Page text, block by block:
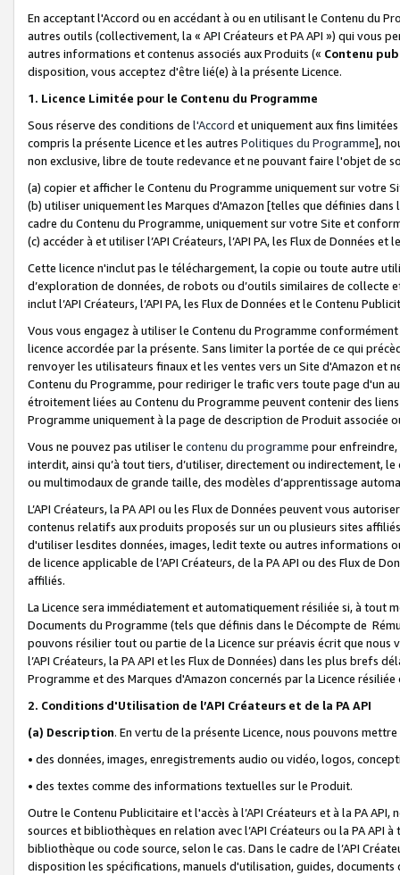
En acceptant l'Accord ou en accédant à ou en utilisant le Contenu du
autres outils (collectivement, la « API Créateurs et PA API ») qui vous
autres informations et contenus associés aux Produits (« Contenu
disposition, vous acceptez d'être lié(e) à la présente Licence.
1. Licence Limitée pour le Contenu du Programme
Sous réserve des conditions de l'Accord et uniquement aux fins
compris la présente Licence et les autres Politiques du Programme],
non exclusive, libre de toute redevance et ne pouvant faire l'objet de
(a) copier et afficher le Contenu du Programme uniquement sur votre
(b) utiliser uniquement les Marques d'Amazon [telles que définies dans
cadre du Contenu du Programme, uniquement sur votre Site et
(c) accéder à et utiliser l’API Créateurs, l’API PA, les Flux de Données
Cette licence n'inclut pas le téléchargement, la copie ou toute autre
d’exploration de données, de robots ou d’outils similaires de
inclut l’API Créateurs, l’API PA, les Flux de Données et le Contenu
Vous vous engagez à utiliser le Contenu du Programme
licence accordée par la présente. Sans limiter la portée de ce qui
renvoyer les utilisateurs finaux et les ventes vers un Site d'Amazon et
Contenu du Programme, pour rediriger le trafic vers toute page d'un
étroitement liées au Contenu du Programme peuvent contenir des
Programme uniquement à la page de description de Produit associée
Vous ne pouvez pas utiliser le contenu du programme pour
interdit, ainsi qu’à tout tiers, d’utiliser, directement ou indirectement,
ou multimodaux de grande taille, des modèles d’apprentissage
L’API Créateurs, la PA API ou les Flux de Données peuvent vous
contenus relatifs aux produits proposés sur un ou plusieurs sites
d'utiliser lesdites données, images, ledit texte ou autres informations
de licence applicable de l’API Créateurs, de la PA API ou des Flux de
affiliés.
La Licence sera immédiatement et automatiquement résiliée si, à
Documents du Programme (tels que définis dans le Décompte de
pouvons résilier tout ou partie de la Licence sur préavis écrit que
l’API Créateurs, la PA API et les Flux de Données) dans les plus
Programme et des Marques d'Amazon concernés par la Licence
2. Conditions d'Utilisation de l’API Créateurs et de la PA API
(a) Description. En vertu de la présente Licence, nous pouvons
• des données, images, enregistrements audio ou vidéo, logos,
• des textes comme des informations textuelles sur le Produit.
Outre le Contenu Publicitaire et l'accès à l’API Créateurs et à la PA
sources et bibliothèques en relation avec l’API Créateurs ou la PA
bibliothèque ou code source, selon le cas. Dans le cadre de l’API
disposition les spécifications, manuels d'utilisation, guides,